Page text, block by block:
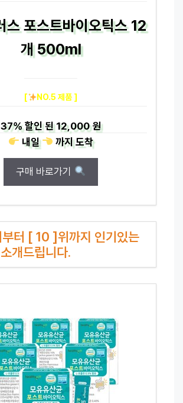
스 포스트바이오틱스 12
개 500ml
[ NO.5 제품 ]
37%할인 된12,000 원
내일
까지도착
구매 바로가기
터 [ 10 ]위까지 인기있는
개드립니다.